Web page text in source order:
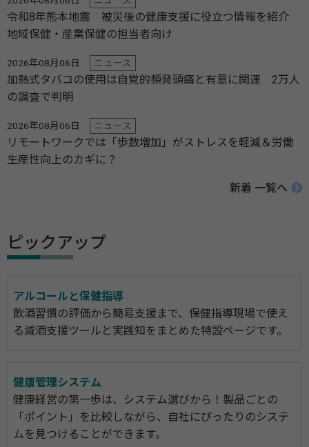
令和8年熊本地震 被災後の健康支援に役立つ情報を紹介
地域保健・産業保健の担当者向け
2026年08月06日 ニュース
加熱式タバコの使用は自覚的頻発頭痛と有意に関連 2万人
の調査で判明
2026年08月06日 ニュース
リモートワークでは「歩数増加」がストレスを軽減＆労働
生産性向上のカギに？
新着 一覧へ
ピックアップ
アルコールと保健指導
飲酒習慣の評価から簡易支援まで、保健指導現場で使え
る減酒支援ツールと実践知をまとめた特設ページです。
健康管理システム
健康経営の第一歩は、システム選びから！製品ごとの
「ポイント」を比較しながら、自社にぴったりのシステ
ムを見つけることができます。